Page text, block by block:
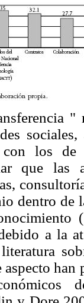
con los de
que las
dentro de
a la